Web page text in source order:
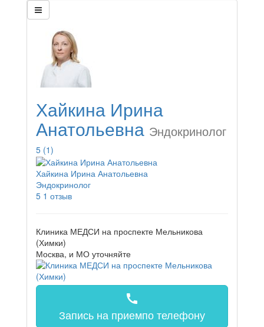
Хайкина Ирина
Анатольевна Эндокринолог
5 (1)
Хайкина Ирина Анатольевна
Эндокринолог
5 1 отзыв
Клиника МЕДСИ на проспекте Мельникова
(Химки)
Москва, и МО уточняйте
call
Запись на приемпо телефону